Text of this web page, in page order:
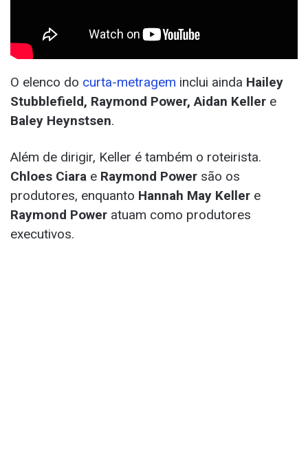
O elenco do curta-metragem inclui ainda Hailey
Stubblefield, Raymond Power, Aidan Keller e
Baley Heynstsen.
Além de dirigir, Keller é também o roteirista.
Chloes Ciara e Raymond Power são os
produtores, enquanto Hannah May Keller e
Raymond Power atuam como produtores
executivos.